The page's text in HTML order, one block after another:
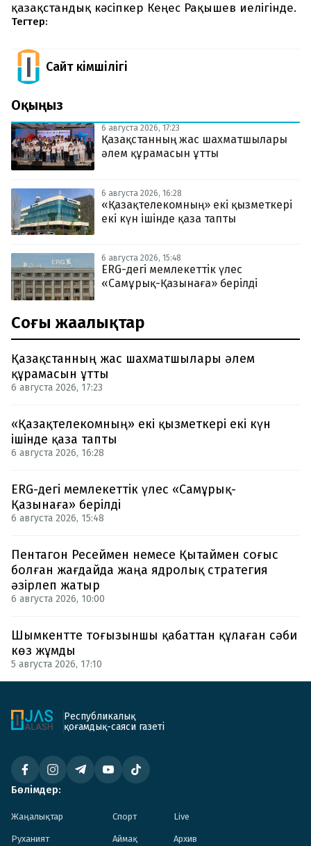
қазақстандық кәсіпкер Кеңес Рақышев иелігінде.
Тегтер:
Сайт Әкімшілігі
Оқыңыз
6 августа 2026, 17:23
Қазақстанның жас шахматшылары
әлем құрамасын ұтты
6 августа 2026, 16:28
«Қазақтелекомның» екі қызметкері
екі күн ішінде қаза тапты
6 августа 2026, 15:48
ERG-дегі мемлекеттік үлес
«Самұрық-Қазынаға» берілді
Соңғы жаңалықтар
Қазақстанның жас шахматшылары әлем
құрамасын ұтты
6 августа 2026, 17:23
«Қазақтелекомның» екі қызметкері екі күн
ішінде қаза тапты
6 августа 2026, 16:28
ERG-дегі мемлекеттік үлес «Самұрық-
Қазынаға» берілді
6 августа 2026, 15:48
Пентагон Ресеймен немесе Қытаймен соғыс
болған жағдайда жаңа ядролық стратегия
әзірлеп жатыр
6 августа 2026, 10:00
Шымкентте тоғызыншы қабаттан құлаған сәби
көз жұмды
5 августа 2026, 17:10
Республикалық
қоғамдық-саяси газеті
Бөлімдер:
Жаңалықтар Спорт Live
Руханият Аймақ Архив